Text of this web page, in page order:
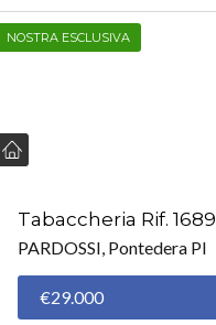
NOSTRA ESCLUSIVA
Tabaccheria Rif. 1689
PARDOSSI, Pontedera PI
€29.000